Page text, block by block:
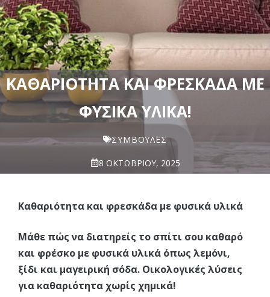
ΚΑΘΑΡΙΌΤΗΤΑ ΚΑΙ ΦΡΕΣΚΆΔΑ ΜΕ
ΦΥΣΙΚΆ ΥΛΙΚΆ!
ΣΥΜΒΟΥΛΈΣ
8 ΟΚΤΩΒΡΊΟΥ, 2025
Καθαριότητα και φρεσκάδα με φυσικά υλικά
Μάθε πώς να διατηρείς το σπίτι σου καθαρό
και φρέσκο με φυσικά υλικά όπως λεμόνι,
ξίδι και μαγειρική σόδα. Οικολογικές λύσεις
για καθαριότητα χωρίς χημικά!